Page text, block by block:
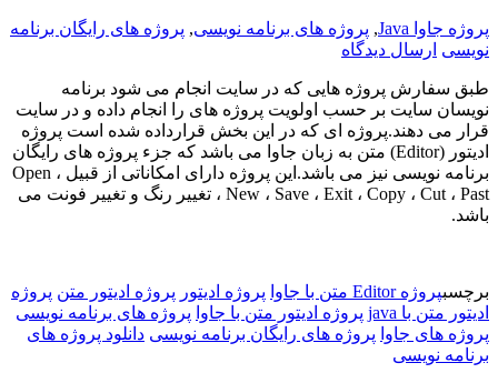
پروژه جاوا Java , پروژه های برنامه نویسی, پروژه های رایگان برنامه
نویسی ارسال دیدگاه
طبق سفارش پروژه هایی که در سایت انجام می شود برنامه
نویسان سایت بر حسب اولویت پروژه های را انجام داده و در سایت
قرار می دهند.پروژه ای که در این بخش قرارداده شده است پروژه
ادیتور (Editor) متن به زبان جاوا می باشد که جزء پروژه های رایگان
برنامه نویسی نیز می باشد.این پروژه دارای امکاناتی از قبیل Open ،
New ، Save ، Exit ، Copy ، Cut ، Past ، تغییر رنگ و تغییر فونت می
باشد.
برچسبپروژه Editor متن با جاوا پروژه ادیتور پروژه ادیتور متن پروژه
ادیتور متن با java
پروژه ادیتور متن با جاوا پروژه های برنامه نویسی
پروژه های جاوا پروژه های رایگان برنامه نویسی دانلود پروژه های
برنامه نویسی